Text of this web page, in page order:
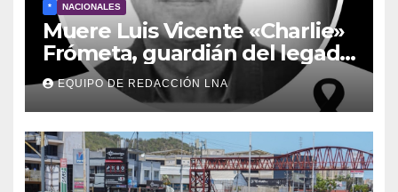
* NACIONALES
Muere Luis Vicente «Charlie»
Frómeta, guardián del legado
musical de la Billo’s Caracas
Boys
EQUIPO DE REDACCIÓN LNA